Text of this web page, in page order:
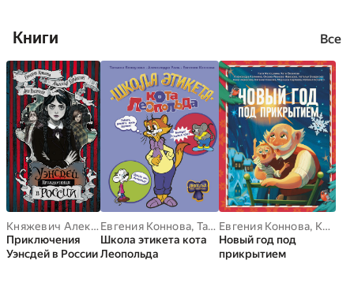
Книги Все
Княжевич Александр ,Аля Рогожина,Евгения Коннова
Приключения
Уэнсдей в России
Евгения Коннова, Татьяна Белоусова ,
Школа этикета кота
Леопольда
Евгения Коннова, Катя Матюшкина
Новый год под
прикрытием